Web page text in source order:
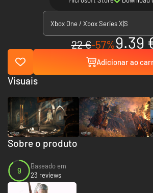
Xbox One / Xbox Series X|S
22 €-57%9.39
Adicionar ao
Sobre o produto
9
Baseado em
23 reviews
Visuais